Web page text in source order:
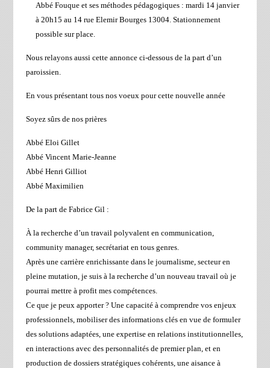
Abbé Fouque et ses méthodes pédagogiques : mardi 14 janvier
à 20h15 au 14 rue Elemir Bourges 13004. Stationnement
possible sur place.
Nous relayons aussi cette annonce ci-dessous de la part d’un
paroissien.
En vous présentant tous nos voeux pour cette nouvelle année
Soyez sûrs de nos prières
Abbé Eloi Gillet
Abbé Vincent Marie-Jeanne
Abbé Henri Gilliot
Abbé Maximilien
De la part de Fabrice Gil :
À la recherche d’un travail polyvalent en communication,
community manager, secrétariat en tous genres.
Après une carrière enrichissante dans le journalisme, secteur en
pleine mutation, je suis à la recherche d’un nouveau travail où je
pourrai mettre à profit mes compétences.
Ce que je peux apporter ? Une capacité à comprendre vos enjeux
professionnels, mobiliser des informations clés en vue de formuler
des solutions adaptées, une expertise en relations institutionnelles,
en interactions avec des personnalités de premier plan, et en
production de dossiers stratégiques cohérents, une aisance à